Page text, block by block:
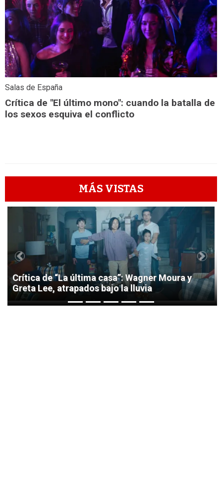
Salas de España
Crítica de "El último mono": cuando la batalla de
los sexos esquiva el conflicto
MÁS VISTAS
1
Crítica de “La última casa”: Wagner Moura y
Greta Lee, atrapados bajo la lluvia
Previous Next